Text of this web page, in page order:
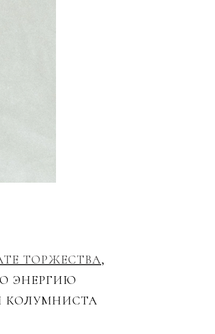
ТОРЖЕСТВА,
ЭНЕРГИЮ
КОЛУМНИСТА